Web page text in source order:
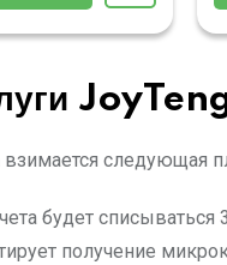
следующая
будет списываться
получение